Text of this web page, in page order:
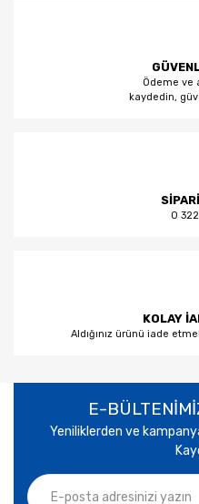
Ödeme ve
kaydedin,
0
KOLAY
Aldığınız ürünü iade
E-
Yeniliklerden ve